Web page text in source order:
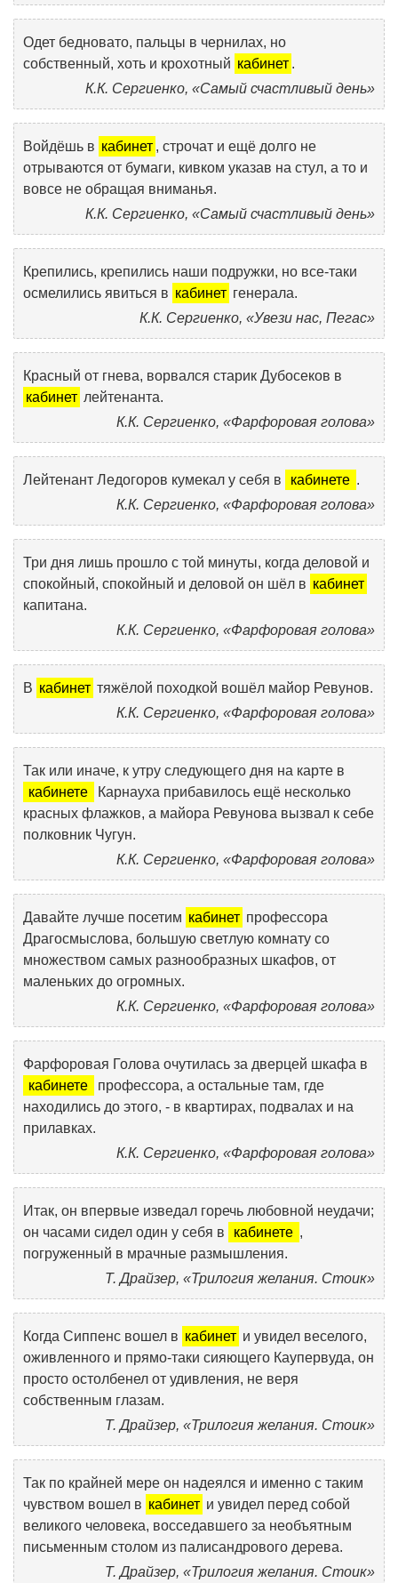
Одет бедновато, пальцы в чернилах, но
собственный, хоть и крохотный кабинет .
К.К. Сергиенко, «Самый счастливый день»
Войдёшь в кабинет , строчат и ещё долго не
отрываются от бумаги, кивком указав на стул, а то и
вовсе не обращая вниманья.
К.К. Сергиенко, «Самый счастливый день»
Крепились, крепились наши подружки, но все-таки
осмелились явиться в кабинет генерала.
К.К. Сергиенко, «Увези нас, Пегас»
Красный от гнева, ворвался старик Дубосеков в
кабинет лейтенанта.
К.К. Сергиенко, «Фарфоровая голова»
Лейтенант Ледогоров кумекал у себя в кабинете .
К.К. Сергиенко, «Фарфоровая голова»
Три дня лишь прошло с той минуты, когда деловой и
спокойный, спокойный и деловой он шёл в кабинет
капитана.
К.К. Сергиенко, «Фарфоровая голова»
В кабинет тяжёлой походкой вошёл майор Ревунов.
К.К. Сергиенко, «Фарфоровая голова»
Так или иначе, к утру следующего дня на карте в
кабинете
Карнауха прибавилось ещё несколько
красных флажков, а майора Ревунова вызвал к себе
полковник Чугун.
К.К. Сергиенко, «Фарфоровая голова»
Давайте лучше посетим кабинет профессора
Драгосмыслова, большую светлую комнату со
множеством самых разнообразных шкафов, от
маленьких до огромных.
К.К. Сергиенко, «Фарфоровая голова»
Фарфоровая Голова очутилась за дверцей шкафа в
кабинете
профессора, а остальные там, где
находились до этого, - в квартирах, подвалах и на
прилавках.
К.К. Сергиенко, «Фарфоровая голова»
Итак, он впервые изведал горечь любовной неудачи;
он часами сидел один у себя в
кабинете ,
погруженный в мрачные размышления.
Т. Драйзер, «Трилогия желания. Стоик»
Когда Сиппенс вошел в кабинет и увидел веселого,
оживленного и прямо-таки сияющего Каупервуда, он
просто остолбенел от удивления, не веря
собственным глазам.
Т. Драйзер, «Трилогия желания. Стоик»
Так по крайней мере он надеялся и именно с таким
чувством вошел в кабинет и увидел перед собой
великого человека, восседавшего за необъятным
письменным столом из палисандрового дерева.
Т. Драйзер, «Трилогия желания. Стоик»